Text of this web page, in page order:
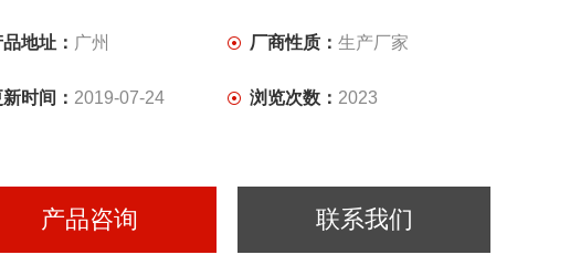
地址： 广州 厂商性质： 生产厂家
时间： 2019-07-24 浏览次数： 2023
产品咨询 联系我们